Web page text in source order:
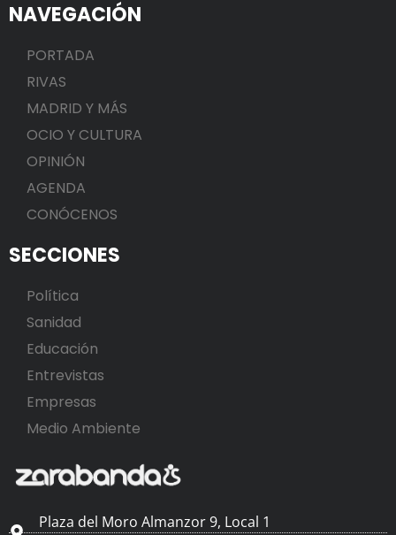
NAVEGACIÓN
PORTADA
RIVAS
MADRID Y MÁS
OCIO Y CULTURA
OPINIÓN
AGENDA
CONÓCENOS
SECCIONES
Política
Sanidad
Educación
Entrevistas
Empresas
Medio Ambiente
Plaza del Moro Almanzor 9, Local 1